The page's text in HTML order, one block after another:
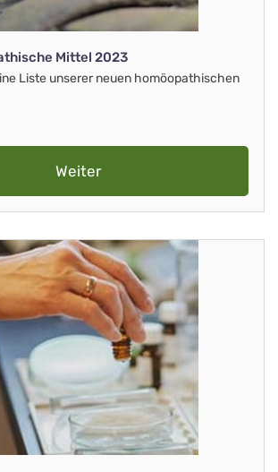
Mittel 2023
Liste unserer neuen homöopathischen
Weiter